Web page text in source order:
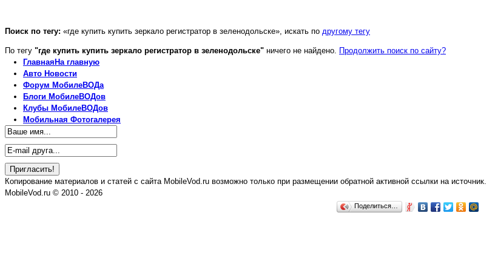
Поиск по тегу: «где купить купить зеркало регистратор в зеленодольске», искать по другому тегу
По тегу "где купить купить зеркало регистратор в зеленодольске" ничего не найдено. Продолжить поиск по сайту?
Главная На главную
Авто Новости
Форум МобилеВОДа
Блоги МобилеВОДов
Клубы МобилеВОДов
Мобильная Фотогалерея
Копирование материалов и статей с сайта MobileVod.ru возможно только при размещении обратной активной ссылки на источник.
MobileVod.ru © 2010 - 2026
Поделиться…